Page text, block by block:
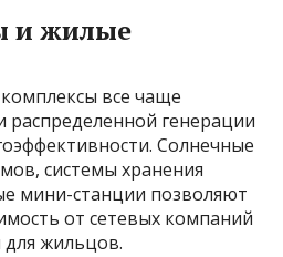
и жилые
все чаще
распределенной генерации
Солнечные
системы хранения
мини-станции позволяют
от сетевых компаний
жильцов.